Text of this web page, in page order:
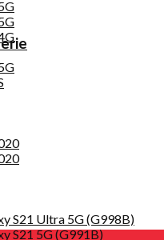
S21 Ultra 5G (G998B)
S21 5G (G991B)